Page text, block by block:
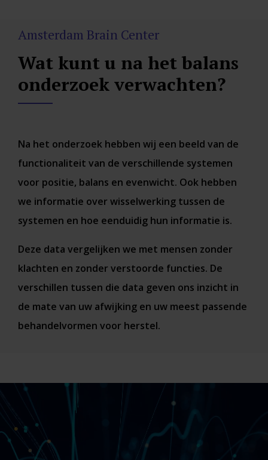
Amsterdam Brain Center
Wat kunt u na het balans
onderzoek verwachten?
Na het onderzoek hebben wij een beeld van de
functionaliteit van de verschillende systemen
voor positie, balans en evenwicht. Ook hebben
we informatie over wisselwerking tussen de
systemen en hoe eenduidig hun informatie is.
Deze data vergelijken we met mensen zonder
klachten en zonder verstoorde functies. De
verschillen tussen die data geven ons inzicht in
de mate van uw afwijking en uw meest passende
behandelvormen voor herstel.
Videospeler